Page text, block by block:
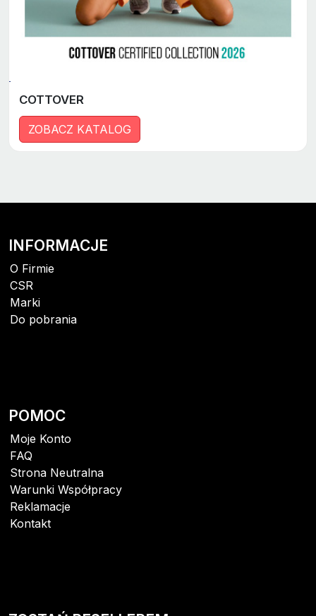
COTTOVER
ZOBACZ KATALOG
INFORMACJE
O Firmie
CSR
Marki
Do pobrania
POMOC
Moje Konto
FAQ
Strona Neutralna
Warunki Współpracy
Reklamacje
Kontakt